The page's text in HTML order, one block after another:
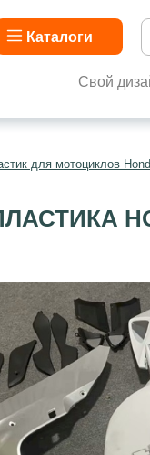
Каталоги
Свой
для мотоциклов